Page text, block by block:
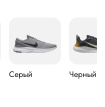
Серый Черный